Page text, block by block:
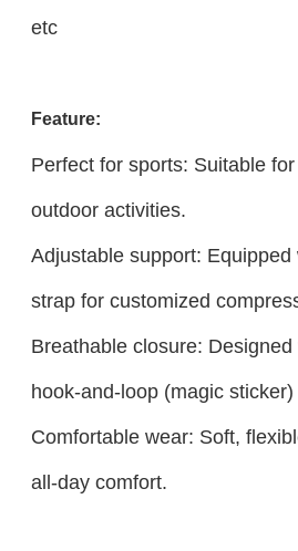
etc
Feature:
Perfect for sports: Suitable
outdoor activities.
Adjustable support:
strap for customized
Breathable closure:
hook-and-loop (magic
Comfortable wear: Soft,
all-day comfort.